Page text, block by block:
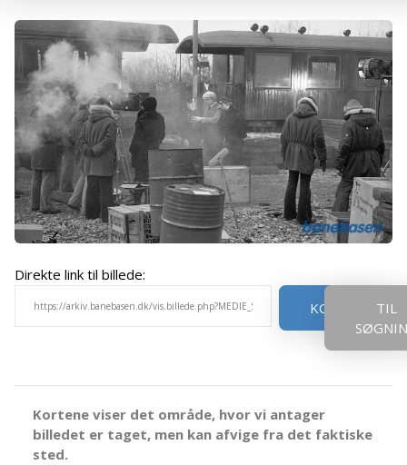
Direkte link til billede:
KOPIER
TIL
Kortene viser det område, hvor vi antager
billedet er taget, men kan afvige fra det faktiske
sted.